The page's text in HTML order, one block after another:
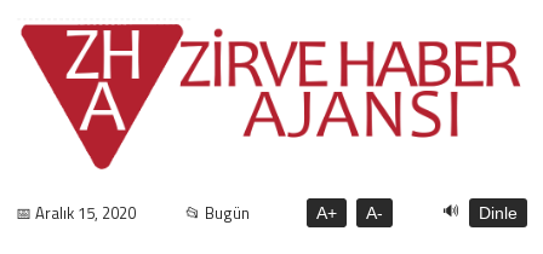
📅 Aralık 15, 2020 📂 Bugün A+ A- 🔊 Dinle